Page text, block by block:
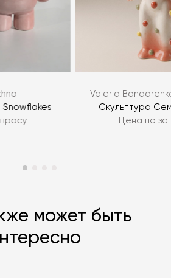
персональных данных
Snowflakes
Valeria
Скульптура
Цена по
может быть